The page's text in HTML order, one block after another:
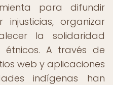
para difundir
injusticias, organizar
la solidaridad
étnicos. A través de
web y aplicaciones
indígenas han